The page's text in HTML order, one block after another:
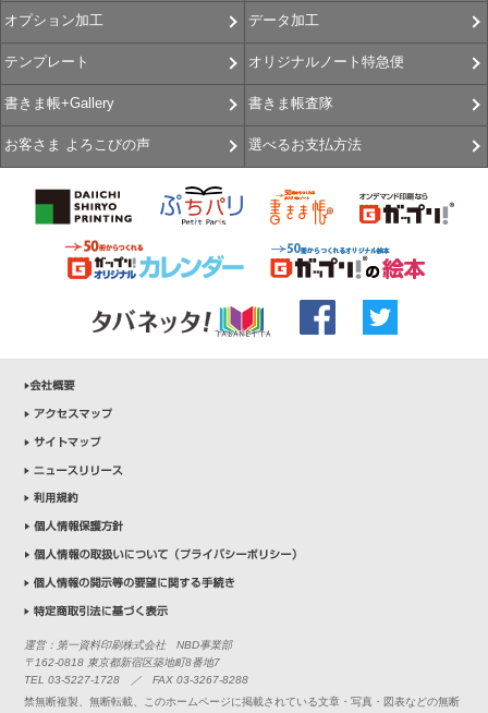
オプション加工 データ加工
テンプレート オリジナルノート特急便
書きま帳+Gallery 書きま帳査隊
お客さま よろこびの声 選べるお支払方法
運営：第一資料印刷株式会社 NBD事業部
〒162-0818 東京都新宿区築地町8番地7
TEL 03-5227-1728 ／ FAX 03-3267-8288
禁無断複製、無断転載、このホームページに掲載されている文章・写真・図表などの無断